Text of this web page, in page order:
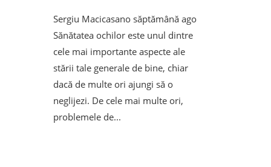
Sergiu Macicasano săptămână ago
Sănătatea ochilor este unul dintre
cele mai importante aspecte ale
stării tale generale de bine, chiar
dacă de multe ori ajungi să o
neglijezi. De cele mai multe ori,
problemele de...